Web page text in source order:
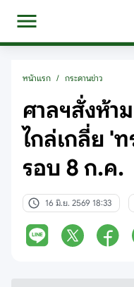
หน้าแรก / กระดานข่าว
ศาลฯสั่งห้า
ไกล่เกลี่ย '
รอบ 8 ก.ค.
16 มิ.ย. 2569 18:33